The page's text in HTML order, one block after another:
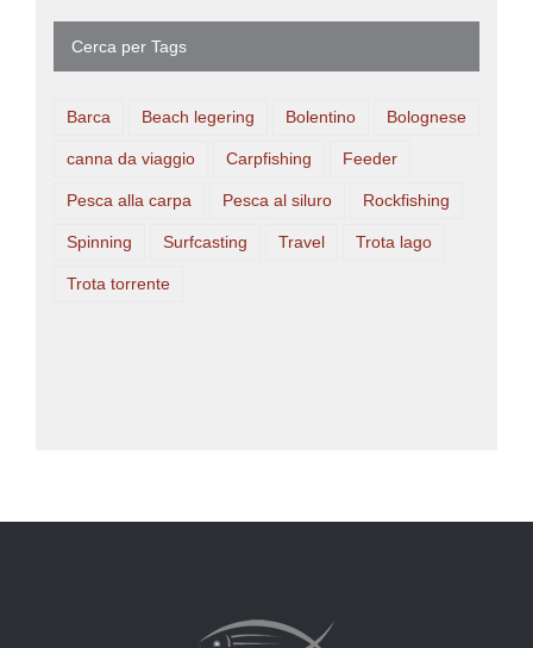
Cerca per Tags
Barca Beach legering Bolentino Bolognese
canna da viaggio Carpfishing Feeder
Pesca alla carpa Pesca al siluro Rockfishing
Spinning Surfcasting Travel Trota lago
Trota torrente